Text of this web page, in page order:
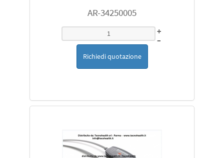
AR-34250005
+
–
Richiedi quotazione